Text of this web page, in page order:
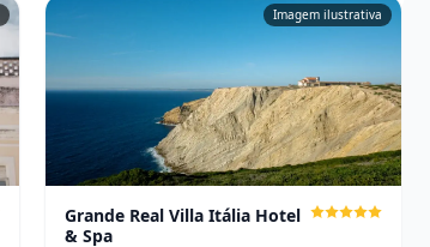
Imagem ilustrativa
Grande Real Villa Itália Hotel
& Spa